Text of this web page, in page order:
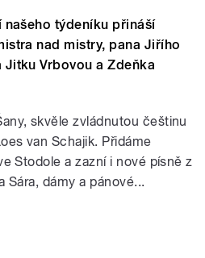
týdeníku přináší
nad mistry, pana Jiřího
Vrbovou a Zdeňka
skvěle zvládnutou češtinu
van Schajik. Přidáme
Stodole a zazní i nové písně z
Sára, dámy a pánové...